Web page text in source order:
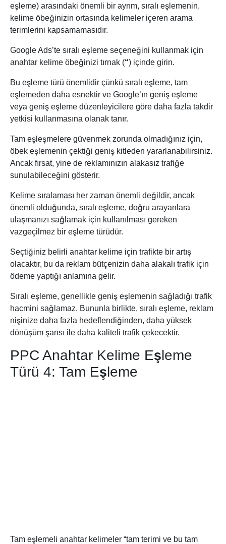
eşleme) arasındaki önemli bir ayrım, sıralı eşlemenin,
kelime öbeğinizin ortasında kelimeler içeren arama
terimlerini kapsamamasıdır.
Google Ads’te sıralı eşleme seçeneğini kullanmak için
anahtar kelime öbeğinizi tırnak (“) içinde girin.
Bu eşleme türü önemlidir çünkü sıralı eşleme, tam
eşlemeden daha esnektir ve Google’ın geniş eşleme
veya geniş eşleme düzenleyicilere göre daha fazla takdir
yetkisi kullanmasına olanak tanır.
Tam eşleşmelere güvenmek zorunda olmadığınız için,
öbek eşlemenin çektiği geniş kitleden yararlanabilirsiniz.
Ancak fırsat, yine de reklamınızın alakasız trafiğe
sunulabileceğini gösterir.
Kelime sıralaması her zaman önemli değildir, ancak
önemli olduğunda, sıralı eşleme, doğru arayanlara
ulaşmanızı sağlamak için kullanılması gereken
vazgeçilmez bir eşleme türüdür.
Seçtiğiniz belirli anahtar kelime için trafikte bir artış
olacaktır, bu da reklam bütçenizin daha alakalı trafik için
ödeme yaptığı anlamına gelir.
Sıralı eşleme, genellikle geniş eşlemenin sağladığı trafik
hacmini sağlamaz. Bununla birlikte, sıralı eşleme, reklam
nişinize daha fazla hedeflendiğinden, daha yüksek
dönüşüm şansı ile daha kaliteli trafik çekecektir.
PPC Anahtar Kelime Eşleme
Türü 4: Tam Eşleme
Tam eşlemeli anahtar kelimeler “tam terimi ve bu tam